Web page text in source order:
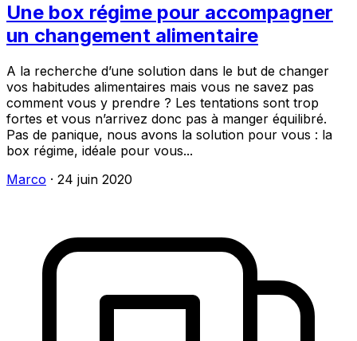
Une box régime pour accompagner
un changement alimentaire
A la recherche d’une solution dans le but de changer
vos habitudes alimentaires mais vous ne savez pas
comment vous y prendre ? Les tentations sont trop
fortes et vous n’arrivez donc pas à manger équilibré.
Pas de panique, nous avons la solution pour vous : la
box régime, idéale pour vous...
Marco · 24 juin 2020